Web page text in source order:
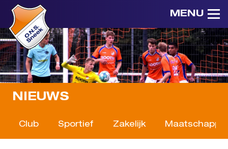
MENU
NIEUWS
Club Sportief Zakelijk